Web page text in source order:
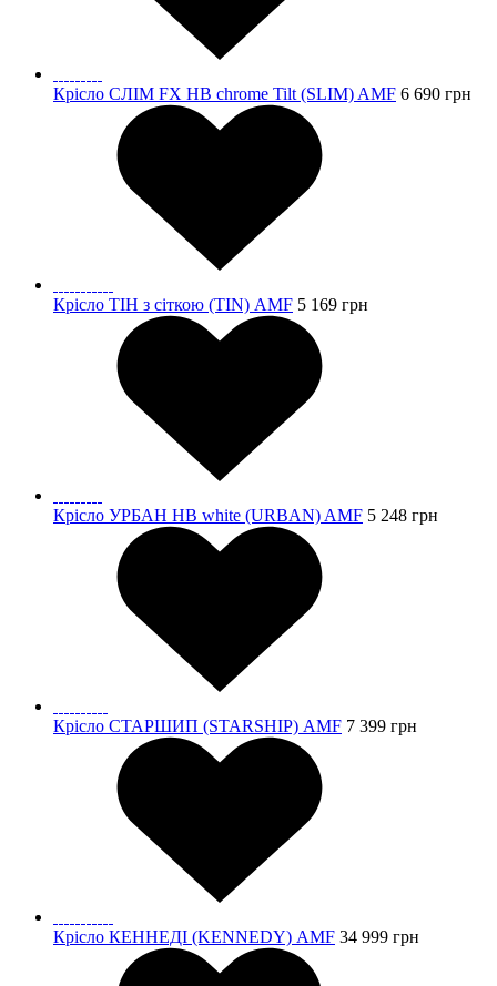
Крісло СЛІМ FX HB chrome Tilt (SLIM) AMF 6 690 грн
Крісло ТІН з сіткою (TIN) AMF 5 169 грн
Крісло УРБАН HB white (URBAN) AMF 5 248 грн
Крісло CТАРШИП (STARSHIP) AMF 7 399 грн
Крісло КЕННЕДІ (KENNEDY) AMF 34 999 грн